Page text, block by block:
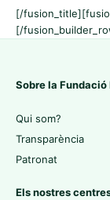
[/
[/
Sobre la Fundació
Qui som?
Transparència
Patronat
Els nostres